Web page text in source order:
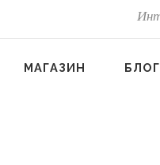
МАГАЗИН БЛОГ